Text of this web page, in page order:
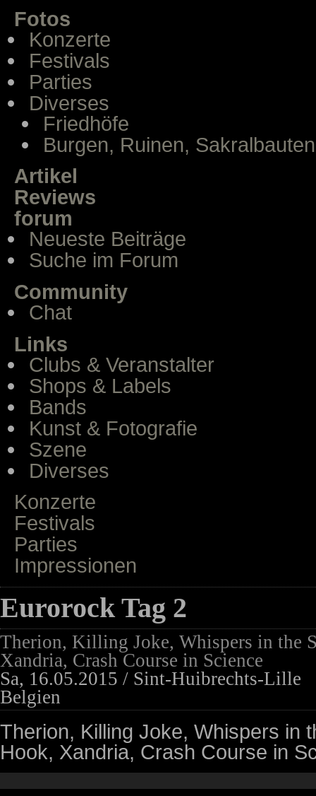
Fotos
Konzerte
Festivals
Parties
Diverses
Friedhöfe
Burgen, Ruinen, Sakralbauten
Artikel
Reviews
forum
Neueste Beiträge
Suche im Forum
Community
Chat
Links
Clubs & Veranstalter
Shops & Labels
Bands
Kunst & Fotografie
Szene
Diverses
Konzerte
Festivals
Parties
Impressionen
Eurorock Tag 2
Therion, Killing Joke, Whispers in the
Xandria, Crash Course in Science
Sa, 16.05.2015 / Sint-Huibrechts-Lille
Belgien
Therion, Killing Joke, Whispers in
Hook, Xandria, Crash Course in